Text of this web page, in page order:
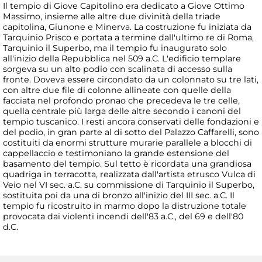
Il tempio di Giove Capitolino era dedicato a Giove Ottimo
Massimo, insieme alle altre due divinità della triade
capitolina, Giunone e Minerva. La costruzione fu iniziata da
Tarquinio Prisco e portata a termine dall'ultimo re di Roma,
Tarquinio il Superbo, ma il tempio fu inaugurato solo
all'inizio della Repubblica nel 509 a.C. L'edificio templare
sorgeva su un alto podio con scalinata di accesso sulla
fronte. Doveva essere circondato da un colonnato su tre lati,
con altre due file di colonne allineate con quelle della
facciata nel profondo pronao che precedeva le tre celle,
quella centrale più larga delle altre secondo i canoni del
tempio tuscanico. I resti ancora conservati delle fondazioni e
del podio, in gran parte al di sotto del Palazzo Caffarelli, sono
costituiti da enormi strutture murarie parallele a blocchi di
cappellaccio e testimoniano la grande estensione del
basamento del tempio. Sul tetto è ricordata una grandiosa
quadriga in terracotta, realizzata dall'artista etrusco Vulca di
Veio nel VI sec. a.C. su commissione di Tarquinio il Superbo,
sostituita poi da una di bronzo all'inizio del III sec. a.C. Il
tempio fu ricostruito in marmo dopo la distruzione totale
provocata dai violenti incendi dell'83 a.C., del 69 e dell'80
d.C.